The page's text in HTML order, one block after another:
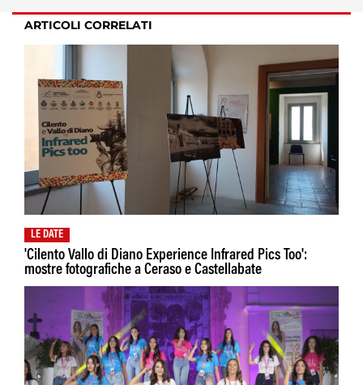
ARTICOLI CORRELATI
LE DATE
'Cilento Vallo di Diano Experience Infrared Pics Too':
mostre fotografiche a Ceraso e Castellabate